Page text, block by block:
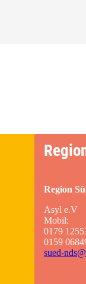
Region
Asyl e.V
Mobil:
0179
0159
sued-